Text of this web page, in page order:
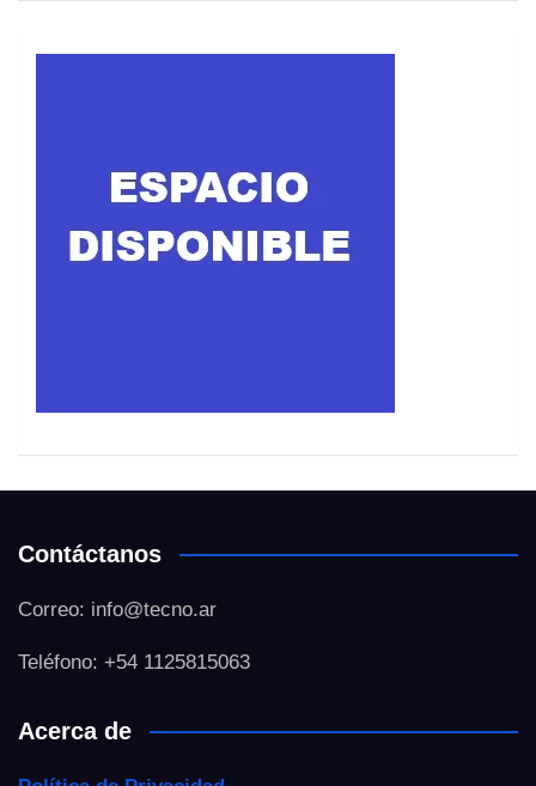
Contáctanos
Correo: info@tecno.ar
Teléfono: +54 1125815063
Acerca de